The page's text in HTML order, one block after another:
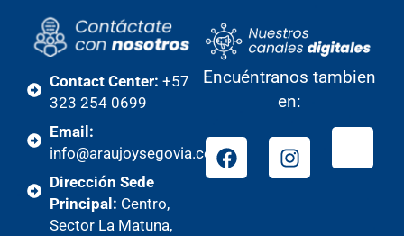
Contact Center: +57
323 254 0699
Email:
info@araujoysegovia.com
Dirección Sede
Principal: Centro,
Sector La Matuna,
Encuéntranos tambien
en: